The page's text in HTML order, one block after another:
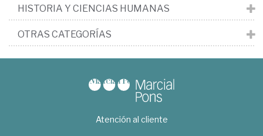
HISTORIA Y CIENCIAS HUMANAS
OTRAS CATEGORÍAS
Atención al cliente